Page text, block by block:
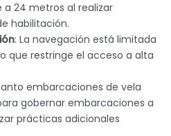
a 24 metros al realizar
habilitación.
: La navegación está limitada
que restringe el acceso a alta
embarcaciones de vela
gobernar embarcaciones a
prácticas adicionales